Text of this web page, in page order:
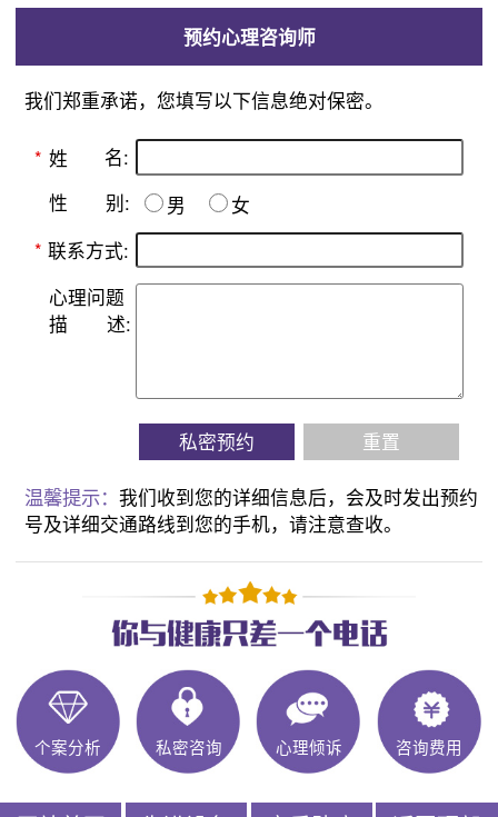
预约心理咨询师
我们郑重承诺，您填写以下信息绝对保密。
* 姓 名:
性 别: 男
女
* 联系方式:
心理问题
描
述:
私密预约 重置
温馨提示：我们收到您的详细信息后，会及时发出预约
号及详细交通路线到您的手机，请注意查收。
个案分析 私密咨询 心理倾诉 咨询费用